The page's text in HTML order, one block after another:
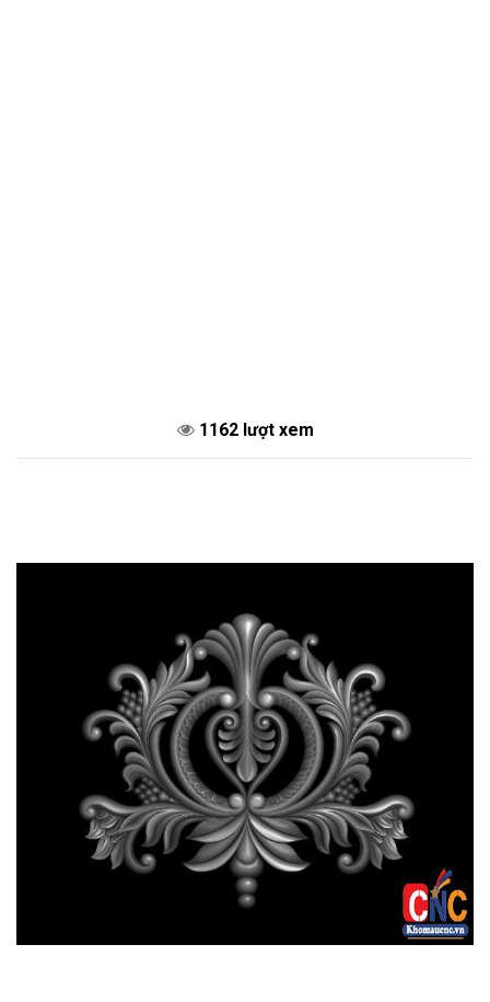
1162 lượt xem